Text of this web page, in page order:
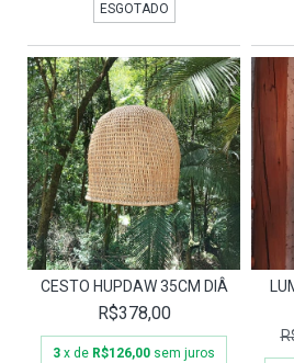
ESGOTADO
CESTO HUPDAW 35CM DIÂ
R$378,00
3 x de R$126,00 sem juros